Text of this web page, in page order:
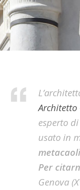
esperto di
usato in
Per
Genova